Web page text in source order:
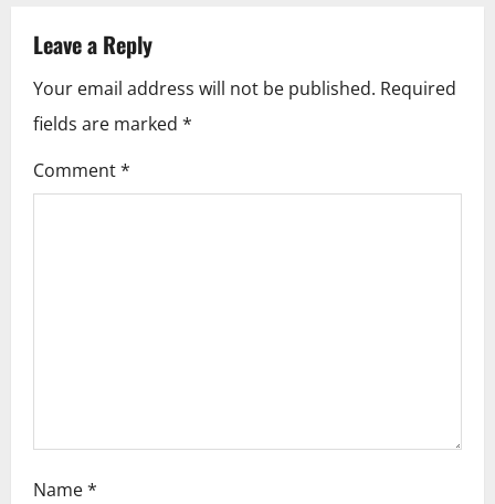
a
v
i
g
Leave a Reply
Your email address will not be published. Required
fields are marked *
Comment*
Name*